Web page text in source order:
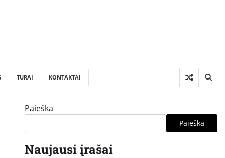
TURAI KONTAKTAI
Paieška
Paieška
Naujausi įrašai